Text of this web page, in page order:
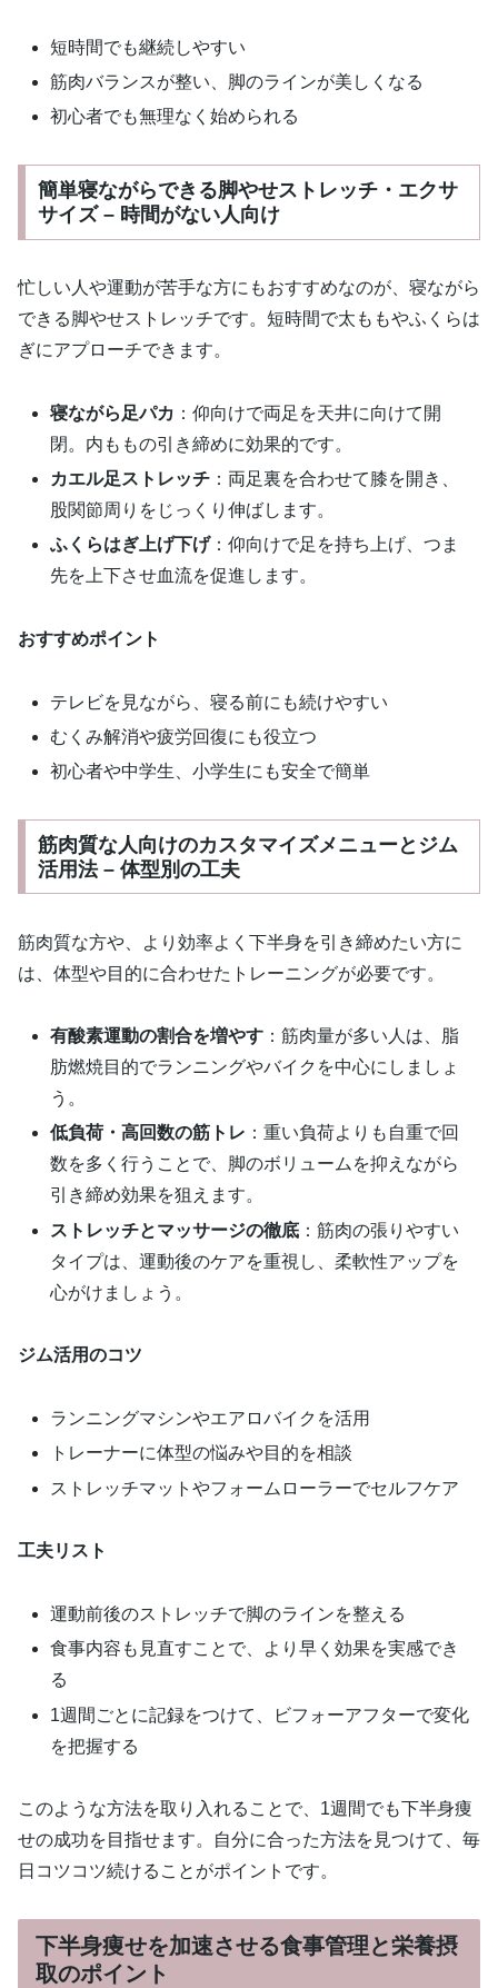
短時間でも継続しやすい
筋肉バランスが整い、脚のラインが美しくなる
初心者でも無理なく始められる
簡単寝ながらできる脚やせストレッチ・エクサ
サイズ – 時間がない人向け
忙しい人や運動が苦手な方にもおすすめなのが、寝ながら
できる脚やせストレッチです。短時間で太ももやふくらは
ぎにアプローチできます。
寝ながら足パカ ：仰向けで両足を天井に向けて開
閉。内ももの引き締めに効果的です。
カエル足ストレッチ ：両足裏を合わせて膝を開き、
股関節周りをじっくり伸ばします。
ふくらはぎ上げ下げ：仰向けで足を持ち上げ、つま
先を上下させ血流を促進します。
おすすめポイント
テレビを見ながら、寝る前にも続けやすい
むくみ解消や疲労回復にも役立つ
初心者や中学生、小学生にも安全で簡単
筋肉質な人向けのカスタマイズメニューとジム
活用法 – 体型別の工夫
筋肉質な方や、より効率よく下半身を引き締めたい方に
は、体型や目的に合わせたトレーニングが必要です。
有酸素運動の割合を増やす ：筋肉量が多い人は、脂
肪燃焼目的でランニングやバイクを中心にしましょ
う。
低負荷・高回数の筋トレ ：重い負荷よりも自重で回
数を多く行うことで、脚のボリュームを抑えながら
引き締め効果を狙えます。
ストレッチとマッサージの徹底 ：筋肉の張りやすい
タイプは、運動後のケアを重視し、柔軟性アップを
心がけましょう。
ジム活用のコツ
ランニングマシンやエアロバイクを活用
トレーナーに体型の悩みや目的を相談
ストレッチマットやフォームローラーでセルフケア
工夫リスト
運動前後のストレッチで脚のラインを整える
食事内容も見直すことで、より早く効果を実感でき
る
1週間ごとに記録をつけて、ビフォーアフターで変化
を把握する
このような方法を取り入れることで、1週間でも下半身痩
せの成功を目指せます。自分に合った方法を見つけて、毎
日コツコツ続けることがポイントです。
下半身痩せを加速させる食事管理と栄養摂
取のポイント